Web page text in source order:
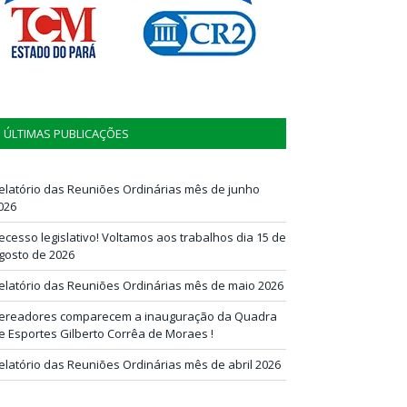
ÚLTIMAS PUBLICAÇÕES
das Reuniões Ordinárias mês de junho
legislativo! Voltamos aos trabalhos dia 15 de
de 2026
das Reuniões Ordinárias mês de maio 2026
comparecem a inauguração da Quadra
Esportes Gilberto Corrêa de Moraes !
das Reuniões Ordinárias mês de abril 2026